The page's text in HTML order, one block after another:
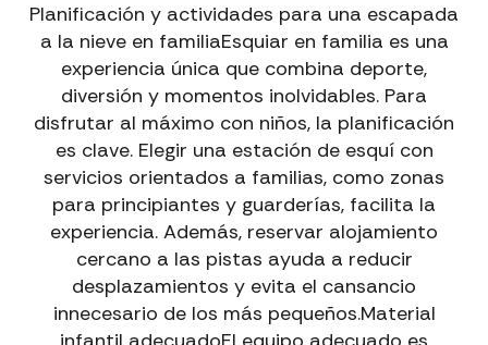
Planificación y actividades para una escapada
a la nieve en familiaEsquiar en familia es una
experiencia única que combina deporte,
diversión y momentos inolvidables. Para
disfrutar al máximo con niños, la planificación
es clave. Elegir una estación de esquí con
servicios orientados a familias, como zonas
para principiantes y guarderías, facilita la
experiencia. Además, reservar alojamiento
cercano a las pistas ayuda a reducir
desplazamientos y evita el cansancio
innecesario de los más pequeños.Material